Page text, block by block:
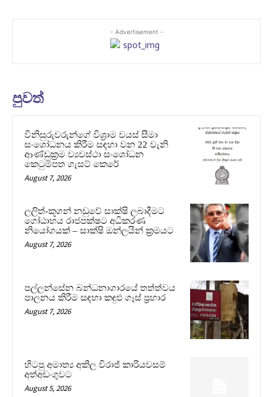
- Advertisement -
පුවත්
විනිසුරුවරුන්ගේ විශ්‍රාම වයස් සීමා
සංශෝධනය කිරීම සඳහා වන 22 වැනි
ආණ්ඩුක්‍රම ව්‍යවස්ථා සංශෝධන
කෙටුම්පත ගැසට් කෙරේ
August 7, 2026
ලලිත්-කූගන් නඩුවේ සාක්ෂි ලබාදීමට
ගෝඨාභය රාජපක්ෂට අධිකරණ
නියෝගයක් – සාක්ෂි ඔන්ලයින් ක්‍රමයට
August 7, 2026
පල්ලන්සේන බන්ධනාගාරයේ තත්ත්වය
පාලනය කිරීම සඳහා කඳුළු ගෑස් ප්‍රහාර
August 7, 2026
හිටපු අමාත්‍ය අකිල විරාජ් කාරියවසම්
අත්අඩංගුවට
August 5, 2026